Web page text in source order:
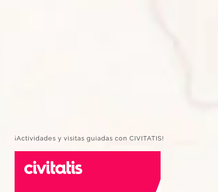
¡Actividades y visitas guiadas con CIVITATIS!